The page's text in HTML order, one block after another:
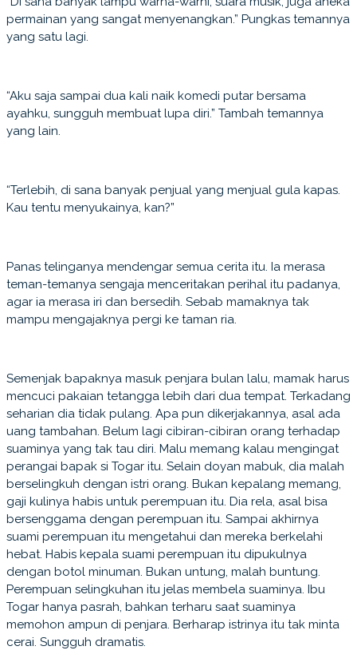
permainan yang sangat menyenangkan.” Pungkas temannya
yang satu lagi.
“Aku saja sampai dua kali naik komedi putar bersama
ayahku, sungguh membuat lupa diri.” Tambah temannya
yang lain.
“Terlebih, di sana banyak penjual yang menjual gula kapas.
Kau tentu menyukainya, kan?”
Panas telinganya mendengar semua cerita itu. Ia merasa
teman-temanya sengaja menceritakan perihal itu padanya,
agar ia merasa iri dan bersedih. Sebab mamaknya tak
mampu mengajaknya pergi ke taman ria.
Semenjak bapaknya masuk penjara bulan lalu, mamak harus
mencuci pakaian tetangga lebih dari dua tempat. Terkadang
seharian dia tidak pulang. Apa pun dikerjakannya, asal ada
uang tambahan. Belum lagi cibiran-cibiran orang terhadap
suaminya yang tak tau diri. Malu memang kalau mengingat
perangai bapak si Togar itu. Selain doyan mabuk, dia malah
berselingkuh dengan istri orang. Bukan kepalang memang,
gaji kulinya habis untuk perempuan itu. Dia rela, asal bisa
bersenggama dengan perempuan itu. Sampai akhirnya
suami perempuan itu mengetahui dan mereka berkelahi
hebat. Habis kepala suami perempuan itu dipukulnya
dengan botol minuman. Bukan untung, malah buntung.
Perempuan selingkuhan itu jelas membela suaminya. Ibu
Togar hanya pasrah, bahkan terharu saat suaminya
memohon ampun di penjara. Berharap istrinya itu tak minta
cerai. Sungguh dramatis.